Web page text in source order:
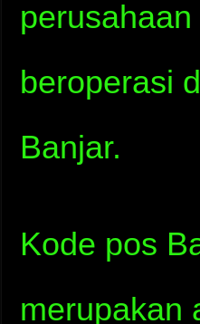
perusahaan
beroperasi
Banjar.
Kode pos
merupakan